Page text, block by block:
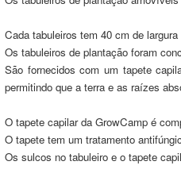
Cada tabuleiros tem 40 cm de
Os tabuleiros de plantação foram
São fornecidos com um tapete
permitindo que a terra e as raízes
O tapete capilar da GrowCamp é
O tapete tem um tratamento
Os sulcos no tabuleiro e o tapete